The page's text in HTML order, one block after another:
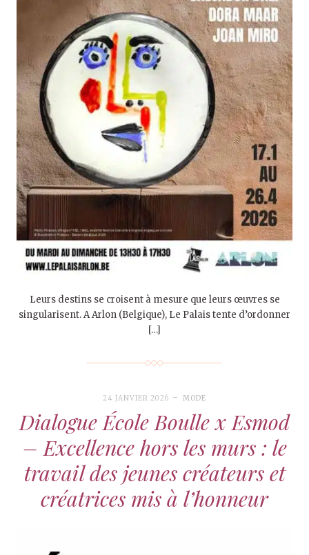
Leurs destins se croisent à mesure que leurs œuvres se
singularisent. A Arlon (Belgique), Le Palais tente d’ordonner
[…]
24 JANVIER 2026 MODE
Dialogue École Boulle x Esmod
– Excellence hors les murs : le
travail des jeunes créateurs et
créatrices mis à l’honneur